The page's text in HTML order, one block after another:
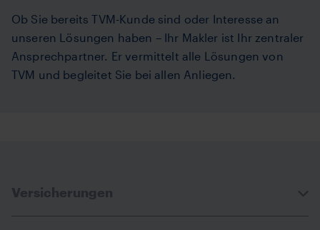
Ob Sie bereits TVM-Kunde sind oder Interesse an
unseren Lösungen haben – Ihr Makler ist Ihr zentraler
Ansprechpartner. Er vermittelt alle Lösungen von
TVM und begleitet Sie bei allen Anliegen.
Versicherungen